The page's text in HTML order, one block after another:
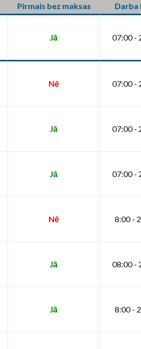
Pirmais bez maksas Darba
Jā 07:00 -
Nē 07:00 -
Jā 07:00 -
Jā 07:00 -
Nē 8:00 -
Jā 08:00 -
Jā 8:00 -